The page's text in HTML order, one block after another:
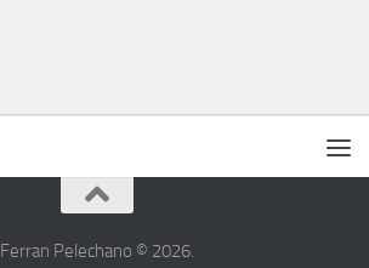
Ferran Pelechano © 2026.